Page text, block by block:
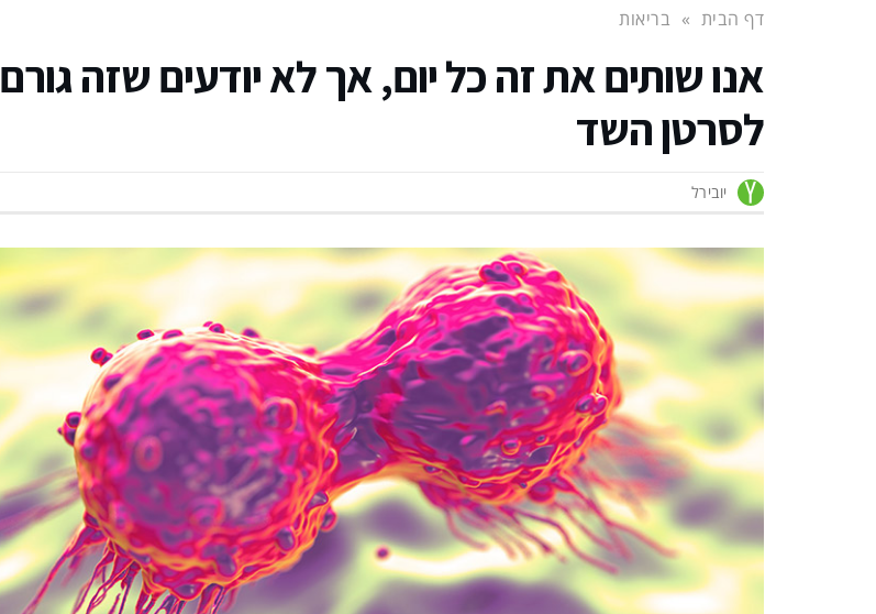
דף הבית » בריאות
אנו שותים את זה כל יום, אך לא יודעים שזה גורם
לסרטן השד
יובירל